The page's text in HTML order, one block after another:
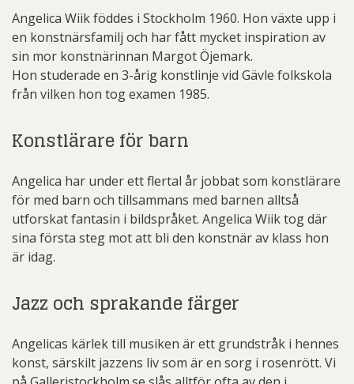
Angelica Wiik föddes i Stockholm 1960. Hon växte upp i
en konstnärsfamilj och har fått mycket inspiration av
sin mor konstnärinnan Margot Öjemark.
Hon studerade en 3-årig konstlinje vid Gävle folkskola
från vilken hon tog examen 1985.
Konstlärare för barn
Angelica har under ett flertal år jobbat som konstlärare
för med barn och tillsammans med barnen alltså
utforskat fantasin i bildspråket. Angelica Wiik tog där
sina första steg mot att bli den konstnär av klass hon
är idag.
Jazz och sprakande färger
Angelicas kärlek till musiken är ett grundstråk i hennes
konst, särskilt jazzens liv som är en sorg i rosenrött. Vi